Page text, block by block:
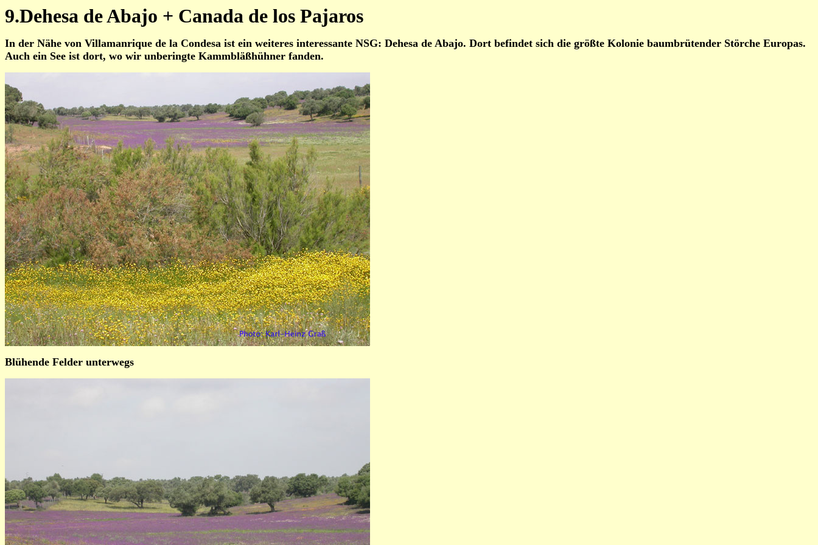
9.Dehesa de Abajo + Canada de los Pajaros
In der Nähe von Villamanrique de la Condesa ist ein weiteres interessante NSG: Dehesa de Abajo. Dort befindet sich die größte Kolonie baumbrütender Störche Europas.
Auch ein See ist dort, wo wir unberingte Kammbläßhühner fanden.
Blühende Felder unterwegs